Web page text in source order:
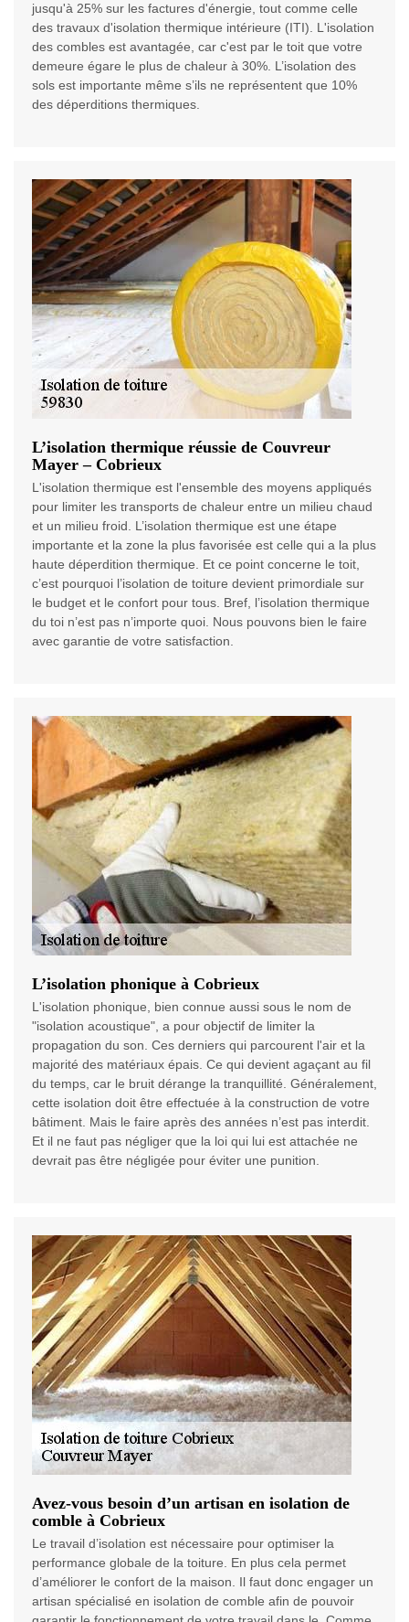
jusqu'à 25% sur les factures d'énergie, tout comme celle
des travaux d'isolation thermique intérieure (ITI). L'isolation
des combles est avantagée, car c'est par le toit que votre
demeure égare le plus de chaleur à 30%. L’isolation des
sols est importante même s’ils ne représentent que 10%
des déperditions thermiques.
L’isolation thermique réussie de Couvreur
Mayer – Cobrieux
L'isolation thermique est l'ensemble des moyens appliqués
pour limiter les transports de chaleur entre un milieu chaud
et un milieu froid. L’isolation thermique est une étape
importante et la zone la plus favorisée est celle qui a la plus
haute déperdition thermique. Et ce point concerne le toit,
c’est pourquoi l’isolation de toiture devient primordiale sur
le budget et le confort pour tous. Bref, l’isolation thermique
du toi n’est pas n’importe quoi. Nous pouvons bien le faire
avec garantie de votre satisfaction.
L’isolation phonique à Cobrieux
L'isolation phonique, bien connue aussi sous le nom de
"isolation acoustique", a pour objectif de limiter la
propagation du son. Ces derniers qui parcourent l'air et la
majorité des matériaux épais. Ce qui devient agaçant au fil
du temps, car le bruit dérange la tranquillité. Généralement,
cette isolation doit être effectuée à la construction de votre
bâtiment. Mais le faire après des années n’est pas interdit.
Et il ne faut pas négliger que la loi qui lui est attachée ne
devrait pas être négligée pour éviter une punition.
Avez-vous besoin d’un artisan en isolation de
comble à Cobrieux
Le travail d’isolation est nécessaire pour optimiser la
performance globale de la toiture. En plus cela permet
d’améliorer le confort de la maison. Il faut donc engager un
artisan spécialisé en isolation de comble afin de pouvoir